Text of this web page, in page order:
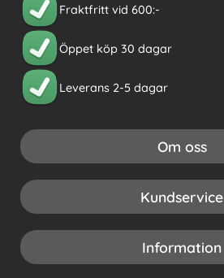
Fraktfritt vid 600:-
Öppet köp 30 dagar
Leverans 2-5 dagar
Om oss
Kundservice
Information